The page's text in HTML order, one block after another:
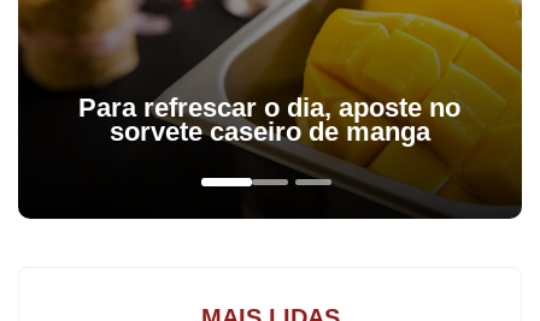
Fique por dentro do que acontece em Apucarana,
Arapongas e região,
assine a Tribuna do Norte.
A Noruega venceu a Costa do Marfim por 2 a 1 na tarde de
ontem, em Dallas, nos Estados Unidos, e será a adversária da
Para refrescar o dia, aposte no
sorvete caseiro de manga